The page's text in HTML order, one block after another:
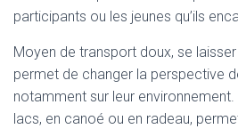
participants ou les jeunes qu’ils
Moyen de transport doux, se
permet de changer la perspective
notamment sur leur
lacs, en canoé ou en radeau,